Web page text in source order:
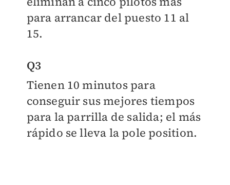
para arrancar del puesto 11 al
15.
Q3
Tienen 10 minutos para
conseguir sus mejores tiempos
para la parrilla de salida; el más
rápido se lleva la pole position.